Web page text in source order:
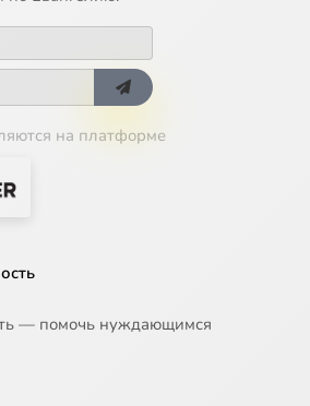
на платформе
— помочь нуждающимся